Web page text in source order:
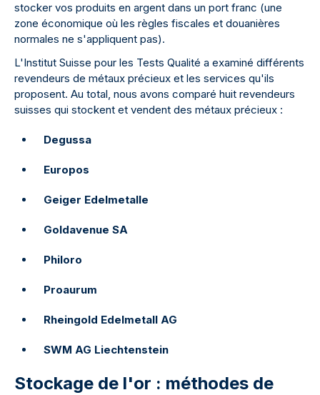
stocker vos produits en argent dans un port franc (une
zone économique où les règles fiscales et douanières
normales ne s'appliquent pas).
L'Institut Suisse pour les Tests Qualité a examiné différents
revendeurs de métaux précieux et les services qu'ils
proposent. Au total, nous avons comparé huit revendeurs
suisses qui stockent et vendent des métaux précieux :
Degussa
Europos
Geiger Edelmetalle
Goldavenue SA
Philoro
Proaurum
Rheingold Edelmetall AG
SWM AG Liechtenstein
Stockage de l'or : méthodes de